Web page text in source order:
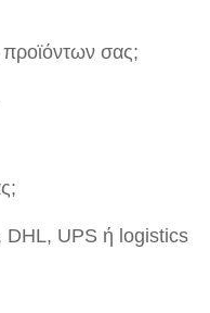
σας;
UPS ή logistics